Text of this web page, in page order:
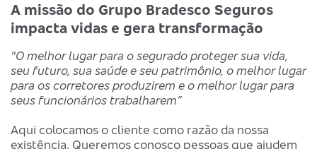
A missão do Grupo Bradesco Seguros
impacta vidas e gera transformação
"O melhor lugar para o segurado proteger sua vida,
seu futuro, sua saúde e seu patrimônio, o melhor lugar
para os corretores produzirem e o melhor lugar para
seus funcionários trabalharem”
Aqui colocamos o cliente como razão da nossa
existência. Queremos conosco pessoas que ajudem